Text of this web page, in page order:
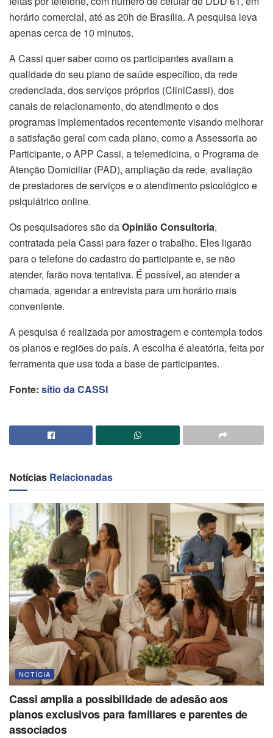
horário comercial, até as 20h de Brasília. A pesquisa leva
apenas cerca de 10 minutos.
A Cassi quer saber como os participantes avaliam a
qualidade do seu plano de saúde específico, da rede
credenciada, dos serviços próprios (CliniCassi), dos
canais de relacionamento, do atendimento e dos
programas implementados recentemente visando melhorar
a satisfação geral com cada plano, como a Assessoria ao
Participante, o APP Cassi, a telemedicina, o Programa de
Atenção Domiciliar (PAD), ampliação da rede, avaliação
de prestadores de serviços e o atendimento psicológico e
psiquiátrico online.
Os pesquisadores são daOpinião Consultoria,
contratada pela Cassi para fazer o trabalho. Eles ligarão
para o telefone do cadastro do participante e, se não
atender, farão nova tentativa. É possível, ao atender a
chamada, agendar a entrevista para um horário mais
conveniente.
A pesquisa é realizada por amostragem e contempla todos
os planos e regiões do país. A escolha é aleatória, feita por
ferramenta que usa toda a base de participantes.
Fonte: sítio da CASSI
Notícias Relacionadas
NOTÍCIA
Cassi amplia a possibilidade de adesão aos
planos exclusivos para familiares e parentes de
associados